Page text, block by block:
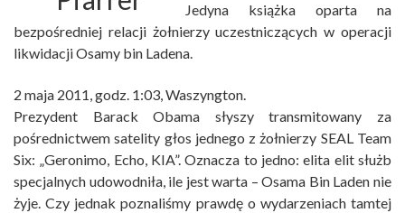
Jedyna książka oparta na
bezpośredniej relacji żołnierzy uczestniczących w operacji
likwidacji Osamy bin Ladena.
2 maja 2011, godz. 1:03, Waszyngton.
Prezydent Barack Obama słyszy transmitowany za
pośrednictwem satelity głos jednego z żołnierzy SEAL Team
Six: „Geronimo, Echo, KIA”. Oznacza to jedno: elita elit służb
specjalnych udowodniła, ile jest warta – Osama Bin Laden nie
żyje. Czy jednak poznaliśmy prawdę o wydarzeniach tamtej